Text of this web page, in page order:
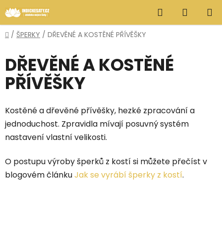
na
obsah
Hledat
KOŠÍK
Domů
/ ŠPERKY / DŘEVĚNÉ A KOSTĚNÉ PŘÍVĚŠKY
DŘEVĚNÉ A KOSTĚNÉ
PŘÍVĚŠKY
Kostěné a dřevěné přívěšky, hezké zpracování a
jednoduchost. Zpravidla mívají posuvný systém
nastavení vlastní velikosti.
O postupu výroby šperků z kostí si můžete přečíst v
blogovém článkuJak se vyrábí šperky z kostí.